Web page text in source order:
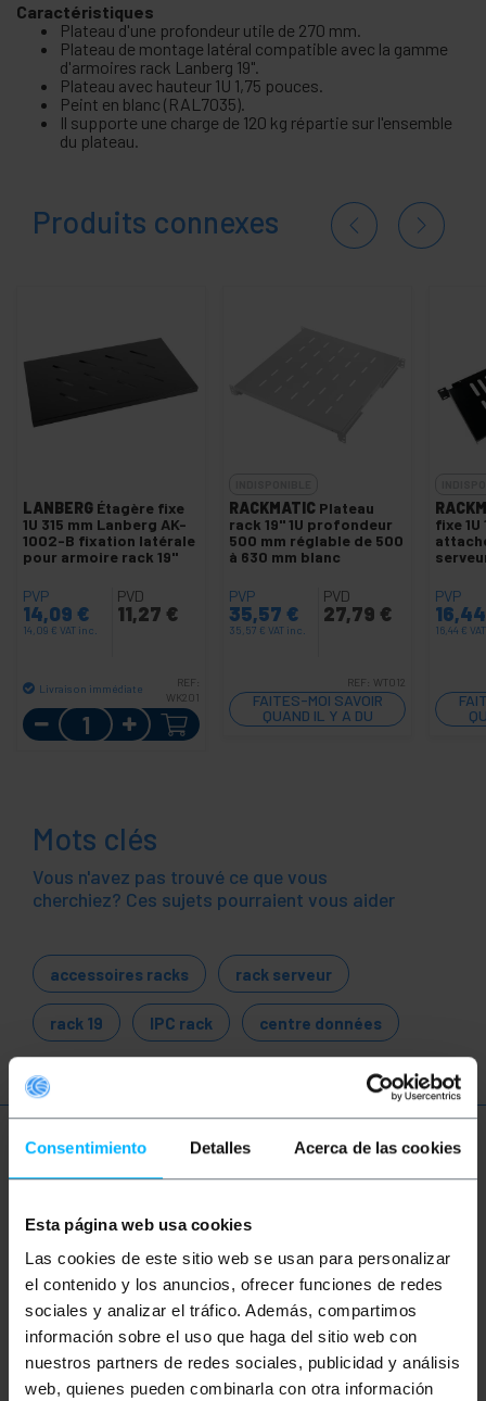
Consentimiento Detalles Acerca de las cookies
Esta página web usa cookies
Las cookies de este sitio web se usan para personalizar
el contenido y los anuncios, ofrecer funciones de redes
sociales y analizar el tráfico. Además, compartimos
información sobre el uso que haga del sitio web con
nuestros partners de redes sociales, publicidad y análisis
web, quienes pueden combinarla con otra información
Caractéristiques
Plateau d'une profondeur utile de 270 mm.
Plateau de montage latéral compatible avec la gamme
d'armoires rack Lanberg 19".
Plateau avec hauteur 1U 1,75 pouces.
Peint en blanc (RAL7035).
Il supporte une charge de 120 kg répartie sur l'ensemble
du plateau.
Produits connexes
LANBERG Étagère fixe
1U 315 mm Lanberg AK-
1002-B fixation latérale
pour armoire rack 19"
PVP
14,09 €
14,09 € VAT inc.
PVD
11,27 €
Livraison immédiate
REF:
WK201
Quantité
RACKMATIC Plateau
rack 19" 1U profondeur
500 mm réglable de 500
à 630 mm blanc
PVP
35,57 €
35,57 € VAT inc.
PVD
27,79 €
REF: WT012
FAITES-MOI SAVOIR
QUAND IL Y A DU
STOCK
fixe 1U
PVP
16,44 €
Mots clés
Vous n'avez pas trouvé ce que vous
cherchiez? Ces sujets pourraient vous aider
accessoires racks rack serveur
rack 19 IPC rack centre données
Plus d'informations
Description
Étagère métallique fixe pour racks 19". Fabriquée en
métal robuste, cette étagère latérale offre une
surface solide pour le rangement d'équipements,
d'appareils ou de composants qui ne se fixent pas
directement sur les rails du rack. Elle peut être
utilisée à diverses fins, notamment pour accueillir